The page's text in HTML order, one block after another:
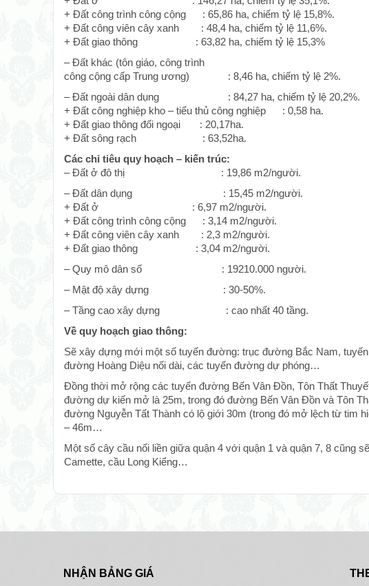
+ Đất công trình công cộng : 65,86 ha, chiếm tỷ lệ 15,8%.
+ Đất công viên cây xanh : 48,4 ha, chiếm tỷ lệ 11,6%.
+ Đất giao thông : 63,82 ha, chiếm tỷ lệ 15,3%
– Đất khác (tôn giáo, công trình
công cộng cấp Trung ương) : 8,46 ha, chiếm tỷ lệ 2%.
– Đất ngoài dân dụng : 84,27 ha, chiếm tỷ lệ 20,2%.
+ Đất công nghiệp kho – tiểu thủ công nghiệp : 0,58 ha.
+ Đất giao thông đối ngoại : 20,17ha.
+ Đất sông rạch : 63,52ha.
Các chỉ tiêu quy hoạch – kiến trúc:
– Đất ở đô thị : 19,86 m2/người.
– Đất dân dụng : 15,45 m2/người.
+ Đất ở : 6,97 m2/người.
+ Đất công trình công cộng : 3,14 m2/người.
+ Đất công viên cây xanh : 2,3 m2/người.
+ Đất giao thông : 3,04 m2/người.
– Quy mô dân số : 19210.000 người.
– Mật độ xây dựng : 30-50%.
– Tầng cao xây dựng : cao nhất 40 tầng.
Về quy hoạch giao thông:
Sẽ xây dựng mới một số tuyến đường: trục đường Bắc Nam,
đường Hoàng Diệu nối dài, các tuyến đường dự phóng…
Đồng thời mở rộng các tuyến đường Bến Vân Đồn, Tôn Thất
đường dự kiến mở là 25m, trong đó đường Bến Vân Đồn và Tôn
đường Nguyễn Tất Thành có lộ giới 30m (trong đó mở lệch từ tim
– 46m…
Một số cây cầu nối liền giữa quận 4 với quận 1 và quận 7, 8 cũng
Camette, cầu Long Kiểng…
NHẬN BẢNG GIÁ